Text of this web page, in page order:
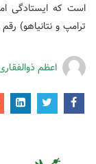
است که ایستادگی
ترامپ و نتانیاهو)
اعظم